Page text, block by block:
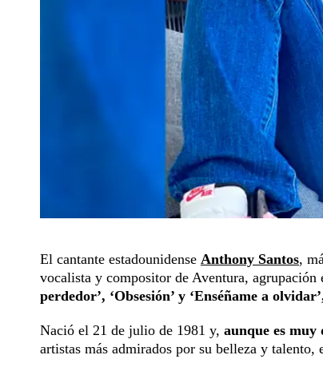
El cantante estadounidense Anthony Santos,
vocalista y compositor de Aventura, agrupación
perdedor’, ‘Obsesión’ y ‘Enséñame a
Nació el 21 de julio de 1981 y, aunque es
artistas más admirados por su belleza y talento,